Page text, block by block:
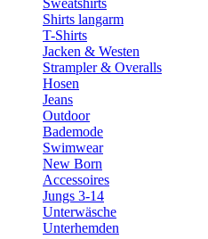
Sweatshirts
Shirts langarm
T-Shirts
Jacken & Westen
Strampler & Overalls
Hosen
Jeans
Outdoor
Bademode
Swimwear
New Born
Accessoires
Jungs 3-14
Unterwäsche
Unterhemden